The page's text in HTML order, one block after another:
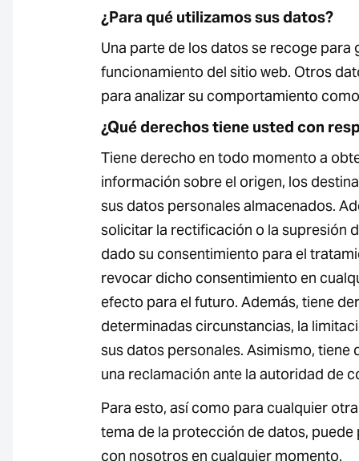
¿Para qué utilizamos sus datos?
Una parte de los datos se recoge
funcionamiento del sitio web. Otros
para analizar su comportamiento
¿Qué derechos tiene usted con
Tiene derecho en todo momento a
información sobre el origen, los
sus datos personales almacenados.
solicitar la rectificación o la supresión
dado su consentimiento para el
revocar dicho consentimiento en
efecto para el futuro. Además, tiene
determinadas circunstancias, la
sus datos personales. Asimismo, tiene
una reclamación ante la autoridad de
Para esto, así como para cualquier
tema de la protección de datos,
con nosotros en cualquier momento.